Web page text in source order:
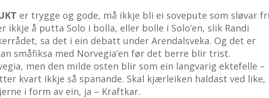
er trygge og gode, må ikkje bli ei sovepute som sløvar
ikkje å putta Solo i bolla, eller bolle i Solo’en, slik Randi
sa det i ein debatt under Arendalsveka. Og det er
småfiksa med Norvegia’en før det berre blir trist.
men den milde osten blir som ein langvarig ektefelle –
kvart ikkje så spanande. Skal kjærleiken haldast ved like,
i form av ein, ja – Kraftkar.